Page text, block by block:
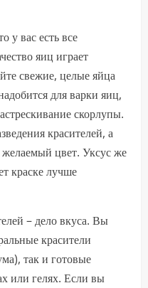
у вас есть все
яиц играет
свежие, целые яйца
для варки яиц,
скорлупы.
красителей, а
цвет. Уксус же
краске лучше
– дело вкуса. Вы
красители
так и готовые
или гелях. Если вы